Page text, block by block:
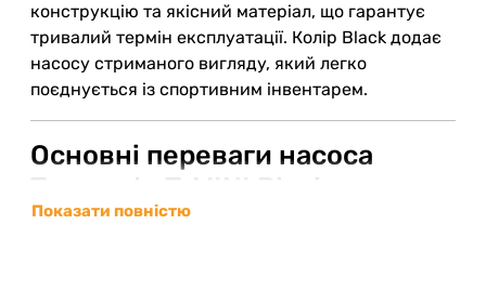
конструкцію та якісний матеріал, що гарантує
тривалий термін експлуатації. Колір Black додає
насосу стриманого вигляду, який легко
поєднується із спортивним інвентарем.
Основні переваги насоса
Tempesta T-MINI Black
Показати повністю